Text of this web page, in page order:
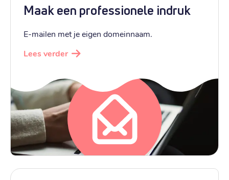
Maak een professionele indruk
E-mailen met je eigen domeinnaam.
Lees verder